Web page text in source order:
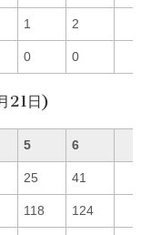
1 2
0 0
21日)
5 6
25 41
118 124